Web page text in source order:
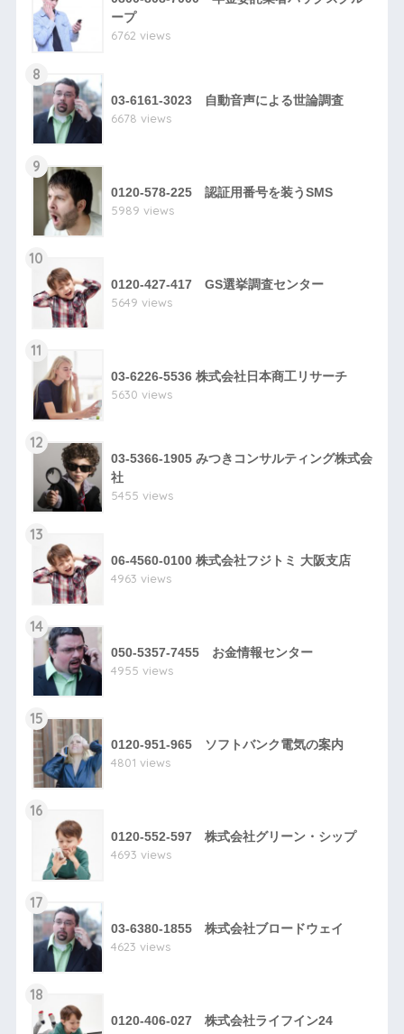
ープ
6762 views
8
03-6161-3023 自動音声による世論調査
6678 views
9
0120-578-225 認証用番号を装うSMS
5989 views
10
0120-427-417 GS選挙調査センター
5649 views
11
03-6226-5536 株式会社日本商工リサーチ
5630 views
12
03-5366-1905 みつきコンサルティング株式会
社
5455 views
13
06-4560-0100 株式会社フジトミ 大阪支店
4963 views
14
050-5357-7455 お金情報センター
4955 views
15
0120-951-965 ソフトバンク電気の案内
4801 views
16
0120-552-597 株式会社グリーン・シップ
4693 views
17
03-6380-1855 株式会社ブロードウェイ
4623 views
18
0120-406-027 株式会社ライフイン24